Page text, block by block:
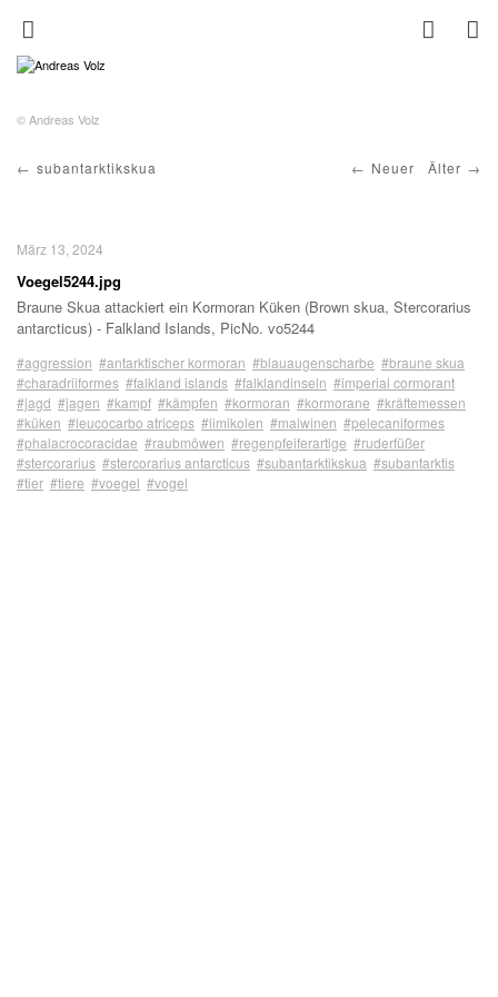
© Andreas Volz
Neuer Älter
subantarktikskua
März 13, 2024
Voegel5244.jpg
Braune Skua attackiert ein Kormoran Küken (Brown skua, Stercorarius
antarcticus) - Falkland Islands, PicNo. vo5244
#aggression #antarktischer kormoran #blauaugenscharbe #braune skua
#charadriiformes #falkland islands #falklandinseln #imperial cormorant
#jagd #jagen #kampf #kämpfen #kormoran #kormorane #kräftemessen
#küken #leucocarbo atriceps #limikolen #malwinen #pelecaniformes
#phalacrocoracidae #raubmöwen #regenpfeiferartige #ruderfüßer
#stercorarius #stercorarius antarcticus #subantarktikskua #subantarktis
#tier #tiere #voegel #vogel